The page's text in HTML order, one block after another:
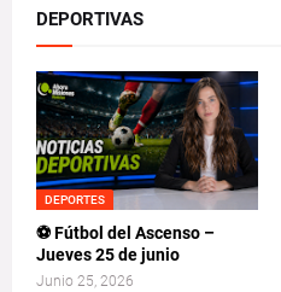
DEPORTIVAS
DEPORTES
⚽ Fútbol del Ascenso –
Jueves 25 de junio
Junio 25, 2026